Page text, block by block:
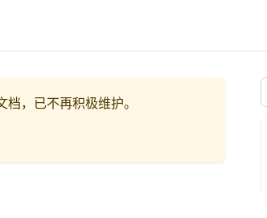
档，已不再积极维护。